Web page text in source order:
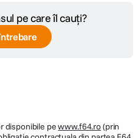
pe care îl cauți?
disponibile pewww.f64.ro(prin